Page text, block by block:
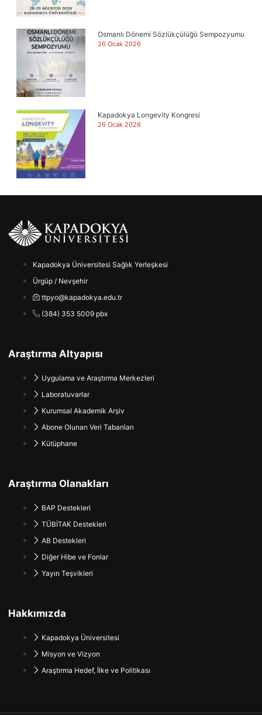
Osmanlı Dönemi Sözlükçülüğü Sempozyumu
26 Ocak 2026
Kapadokya Longevity Kongresi
26 Ocak 2026
Kapadokya Üniversitesi Sağlık Yerleşkesi
Ürgüp / Nevşehir
ttpyo@kapadokya.edu.tr
(384) 353 5009 pbx
Araştırma Altyapısı
Uygulama ve Araştırma Merkezleri
Laboratuvarlar
Kurumsal Akademik Arşiv
Abone Olunan Veri Tabanları
Kütüphane
Araştırma Olanakları
BAP Destekleri
TÜBİTAK Destekleri
AB Destekleri
Diğer Hibe ve Fonlar
Yayın Teşvikleri
Hakkımızda
Kapadokya Üniversitesi
Misyon ve Vizyon
Araştırma Hedef, İlke ve Politikası